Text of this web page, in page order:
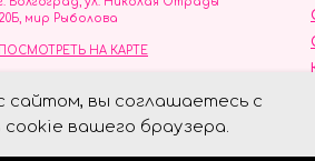
сайтом, вы соглашаетесь с
вашего браузера.
20Б, мир Рыболова
ПОСМОТРЕТЬ НА КАРТЕ
Политика обработки персональных